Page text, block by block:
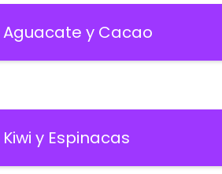
y Cacao
y Espinacas